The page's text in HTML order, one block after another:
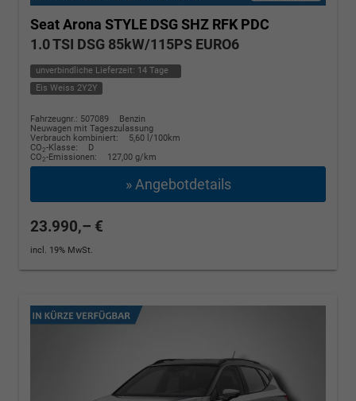
Seat Arona STYLE DSG SHZ RFK PDC
1.0 TSI DSG 85kW/115PS EURO6
unverbindliche Lieferzeit: 14 Tage
Eis Weiss 2Y2Y
Fahrzeugnr.: 507089
Benzin
Neuwagen mit Tageszulassung
Verbrauch kombiniert:
5,60 l/100km
CO2-Klasse:
D
CO2-Emissionen: 127,00 g/km
» Angebotdetails
23.990,– €
incl. 19% MwSt.